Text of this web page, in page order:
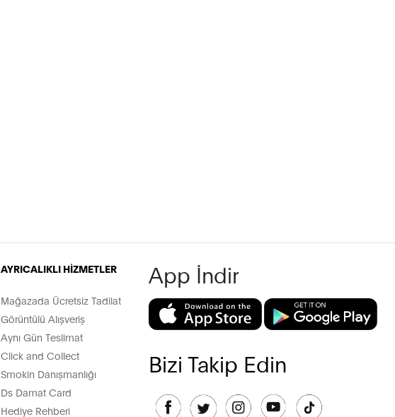
AYRICALIKLI HİZMETLER
Mağazada Ücretsiz Tadilat
Görüntülü Alışveriş
Aynı Gün Teslimat
Click and Collect
Smokin Danışmanlığı
Ds Damat Card
Hediye Rehberi
App İndir
Bizi Takip Edin